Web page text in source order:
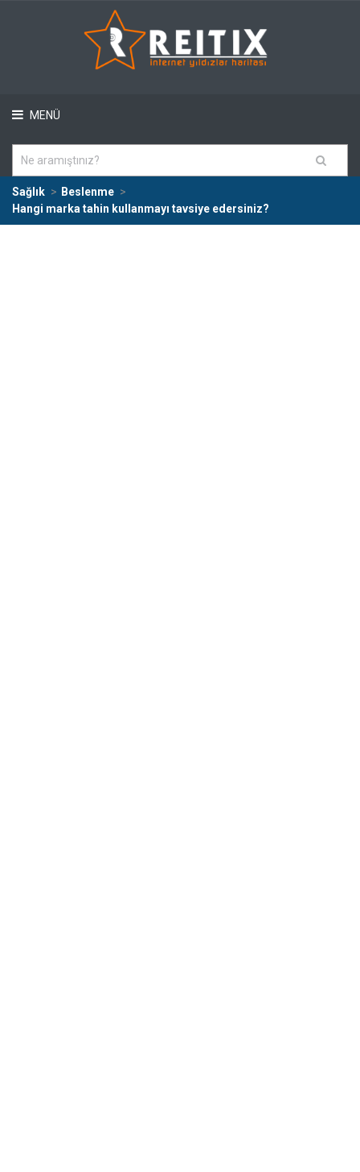
MENÜ
Sağlık
Beslenme
Hangi marka tahin kullanmayı tavsiye edersiniz?